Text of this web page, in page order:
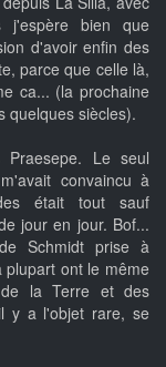
j'espère bien que
d'avoir enfin des
parce que celle là,
ca... (la prochaine
quelques siècles).
Le seul
convaincu à
était tout sauf
jour en jour. Bof...
Schmidt prise à
plupart ont le même
la Terre et des
y a l'objet rare, se